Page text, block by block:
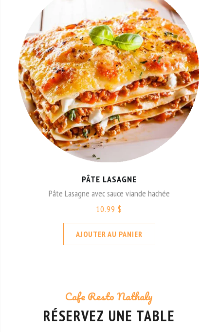
PÂTE LASAGNE
Pâte Lasagne avec sauce viande hachée
10.99 $
AJOUTER AU PANIER
Cafe Resto Nathaly
RÉSERVEZ UNE TABLE